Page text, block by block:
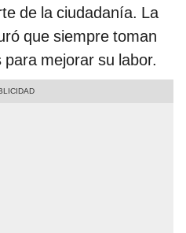
de la ciudadanía. La
que siempre toman
mejorar su labor.